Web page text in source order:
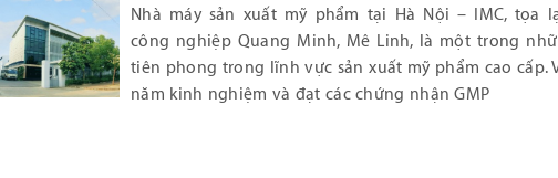
Nhà máy sản xuất mỹ phẩm tại Hà Nội – IMC, tọa
công nghiệp Quang Minh, Mê Linh, là một trong
tiên phong trong lĩnh vực sản xuất mỹ phẩm cao cấp.
năm kinh nghiệm và đạt các chứng nhận GMP